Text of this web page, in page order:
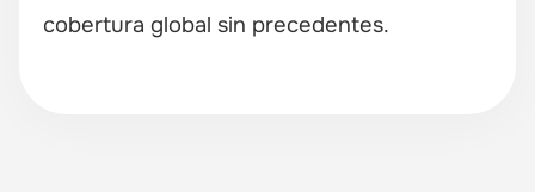
cobertura global sin precedentes.